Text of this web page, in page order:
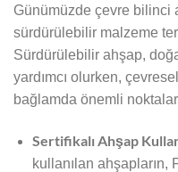
Günümüzde çevre bilinci
sürdürülebilir malzeme
Sürdürülebilir ahşap,
yardımcı olurken,
bağlamda önemli
Sertifikalı Ahşap
kullanılan